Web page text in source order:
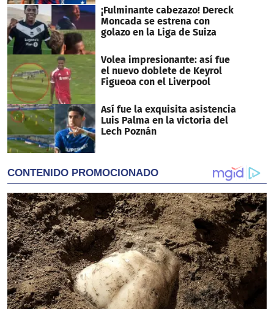
¡Fulminante cabezazo! Dereck
Moncada se estrena con
golazo en la Liga de Suiza
Volea impresionante: así fue
el nuevo doblete de Keyrol
Figueoa con el Liverpool
Así fue la exquisita asistencia
Luis Palma en la victoria del
Lech Poznán